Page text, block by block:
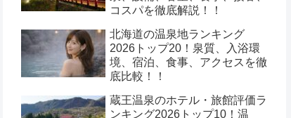
コスパを徹底解説！！
北海道の温泉地ランキング
2026トップ20！泉質、入浴環
境、宿泊、食事、アクセスを徹
底比較！！
蔵王温泉のホテル・旅館評価ラ
ンキング2026トップ10！温